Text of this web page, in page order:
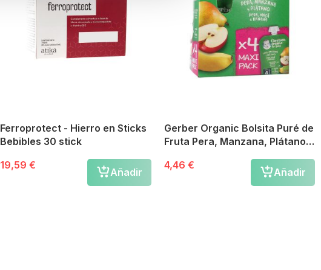
Ferroprotect - Hierro en Sticks
Bebibles 30 stick
19,59 €
Añadir
Gerber Organic Bolsita Puré de
Fruta Pera, Manzana, Plátano
4,46 €
Añadir